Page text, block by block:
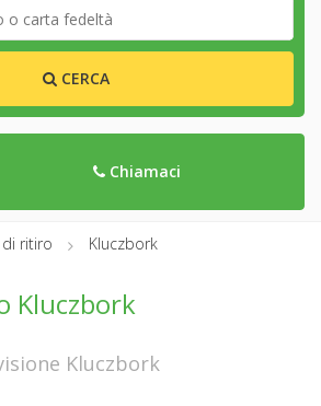
CERCA
Chiamaci
di ritiro Kluczbork
Kluczbork
Kluczbork